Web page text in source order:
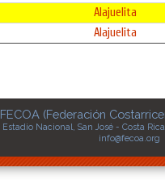
Alajuelita
Alajuelita
FECOA (Federación
Estadio Nacional, San José - Costa
info@fecoa.org